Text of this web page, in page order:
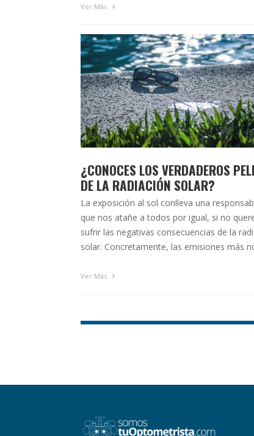
Oficial de Ópticos-Optometristas de
Ver Más
¿CONOCES LOS VERDADEROS
DE LA RADIACIÓN SOLAR?
La exposición al sol conlleva una
que nos atañe a todos por igual, si no
sufrir las negativas consecuencias de la
solar. Concretamente, las emisiones más
ultravioletas. Esta radiación no suele alarmar
Ver Más